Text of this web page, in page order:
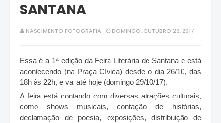
SANTANA
NASCIMENTO FOTOGRAFIA DOMINGO, OUTUBRO 29, 2017
Essa é a 1ª edição da Feira Literária de Santana e está
acontecendo (na Praça Cívica) desde o dia 26/10, das
18h às 22h, e vai até hoje (domingo 29/10/17).
A feira está contando com diversas atrações culturais,
como shows musicais, contação de histórias,
declamação de poesia, exposições, distribuição de